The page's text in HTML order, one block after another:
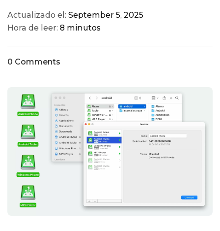
Actualizado el: September 5, 2025
Hora de leer: 8 minutos
0 Comments